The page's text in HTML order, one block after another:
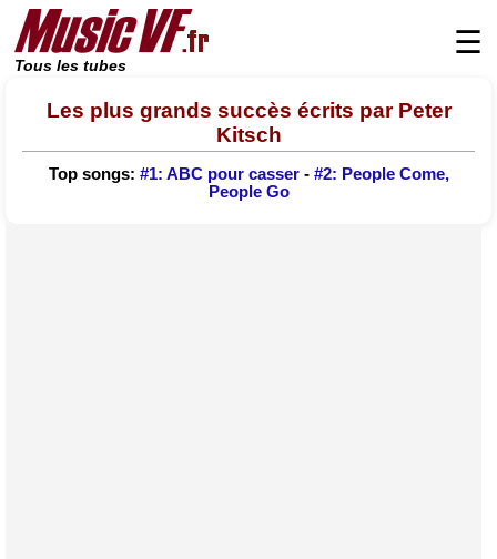
Tous les tubes
☰
Les plus grands succès écrits par Peter
Kitsch
Top songs: #1: ABC pour casser- #2: People Come,
People Go